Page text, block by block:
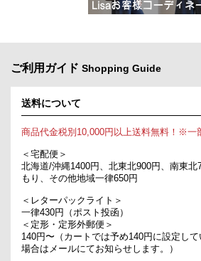
ご利用ガイド Shopping Guide
送料について
商品代金税別10,000円以上送料無料！※一
＜宅配便＞
北海道/沖縄1400円、北東北900円、南東
もり、その他地域一律650円
＜レターパックライト＞
一律430円（ポスト投函）
＜定形・定形外郵便＞
140円〜（カートでは予め140円に設定し
場合はメールにてお知らせします。）